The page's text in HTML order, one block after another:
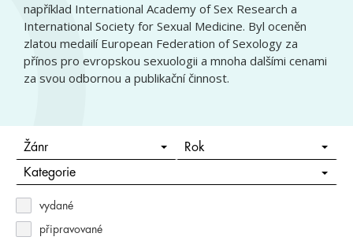
například International Academy of Sex Research a
International Society for Sexual Medicine. Byl oceněn
zlatou medailí European Federation of Sexology za
přínos pro evropskou sexuologii a mnoha dalšími cenami
za svou odbornou a publikační činnost.
Žánr Rok
Kategorie
vydané
připravované